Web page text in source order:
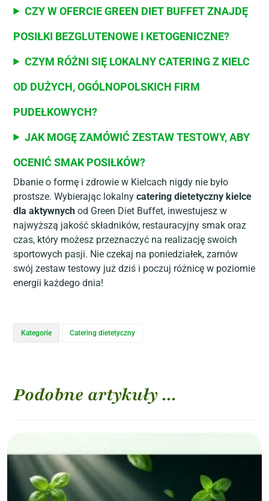
CZY W OFERCIE GREEN DIET BUFFET ZNAJDĘ
POSIŁKI BEZGLUTENOWE I KETOGENICZNE?
CZYM RÓŻNI SIĘ LOKALNY CATERING Z KIELC
OD DUŻYCH, OGÓLNOPOLSKICH FIRM
PUDEŁKOWYCH?
JAK MOGĘ ZAMÓWIĆ ZESTAW TESTOWY, ABY
OCENIĆ SMAK POSIŁKÓW?
Dbanie o formę i zdrowie w Kielcach nigdy nie było
prostsze. Wybierając lokalnycatering dietetyczny kielce
dla aktywnych od Green Diet Buffet, inwestujesz w
najwyższą jakość składników, restauracyjny smak oraz
czas, który możesz przeznaczyć na realizację swoich
sportowych pasji. Nie czekaj na poniedziałek, zamów
swój zestaw testowy już dziś i poczuj różnicę w poziomie
energii każdego dnia!
Kategorie Catering dietetyczny
Podobne artykuły ...